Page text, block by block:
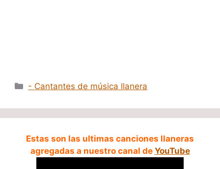
Categorías
- Cantantes de música llanera
Estas son las ultimas canciones llaneras
agregadas a nuestro canal de YouTube